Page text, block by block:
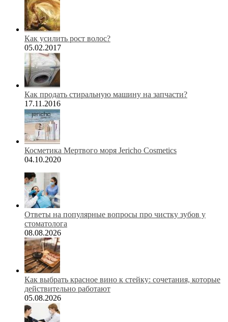
Как усилить рост волос?
05.02.2017
Как продать стиральную машину на запчасти?
17.11.2016
Косметика Мертвого моря Jericho Cosmetics
04.10.2020
Ответы на популярные вопросы про чистку зубов у
стоматолога
08.08.2026
Как выбрать красное вино к стейку: сочетания, которые
действительно работают
05.08.2026